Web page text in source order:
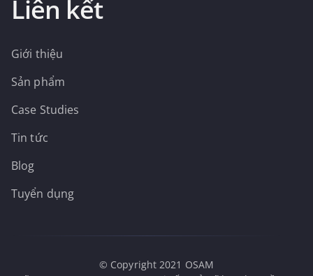
Liên kết
Giới thiệu
Sản phẩm
Case Studies
Tin tức
Blog
Tuyển dụng
© Copyright 2021 OSAM